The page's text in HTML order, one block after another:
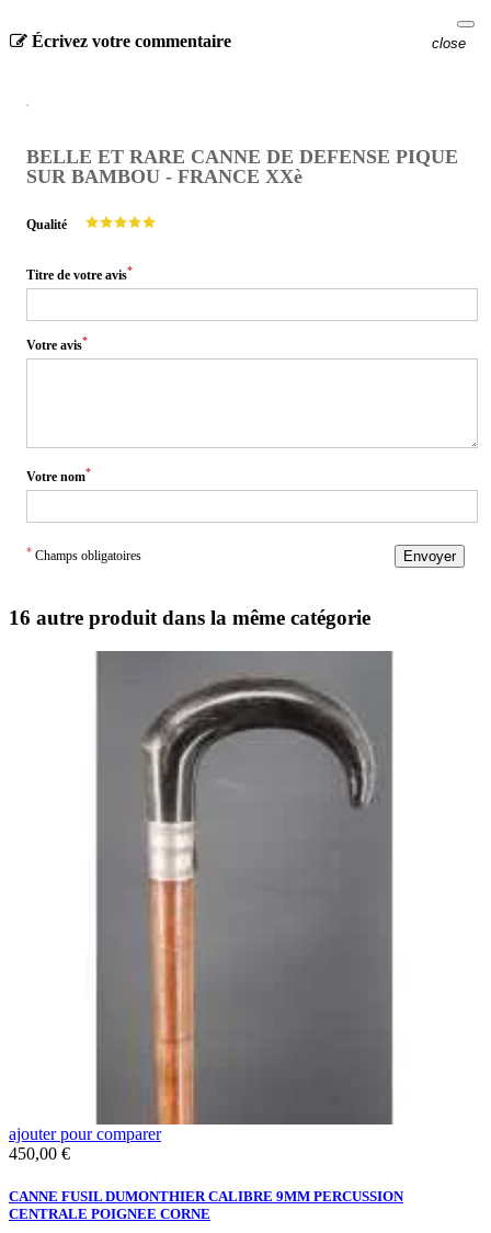
Écrivez votre commentaire close
BELLE ET RARE CANNE DE DEFENSE PIQUE
SUR BAMBOU - FRANCE XXè
Qualité
Titre de votre avis*
Votre avis*
Votre nom*
* Champs obligatoires Envoyer
16 autre produit dans la même catégorie
ajouter pour comparer
Prix
450,00 €
CANNE FUSIL DUMONTHIER CALIBRE 9MM PERCUSSION
CENTRALE POIGNEE CORNE